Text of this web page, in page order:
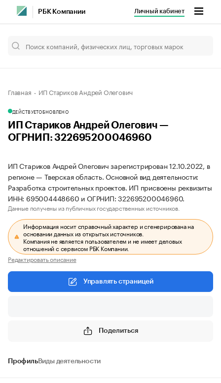
РБК Компании Личный кабинет
Главная ИП Стариков Андрей Олегович
ДЕЙСТВУЕТОБНОВЛЕНО
ИП Стариков Андрей Олегович —
ОГРНИП: 322695200046960
ИП Стариков Андрей Олегович зарегистрирован 12.10.2022, в
регионе — Тверская область. Основной вид деятельности:
Разработка строительных проектов. ИП присвоены реквизиты
ИНН: 695004448660 и ОГРНИП: 322695200046960.
Данные получены из публичных государственных источников.
Информация носит справочный характер и сгенерирована на
основании данных из открытых источников.
Компания не является пользователем и не имеет деловых
отношений с сервисом РБК Компании.
Редактировать описание
Управлять страницей
Поделиться
ПрофильВиды деятельности